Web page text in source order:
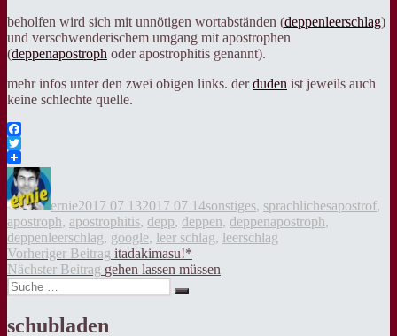
beholfen wird sich mit unnötigen wortabständen (deppenleerschlag)
und verschwenderischem umgang mit apostrophen
(deppenapostroph oder apostrophitis genannt).
mehr infos unter den zwei obigen links. derduden ist jeweils auch
keine schlechte quelle.
Facebook
Twitter
ernie2017 07 132017 07 14sonstiges, sprachlichesapostrof,
apostroph, apostrophitis, depp, deppen, deppenapostroph,
deppenleerschlag, google, leer schlag, leerschlag
Beitragsnavigation
Vorheriger Beitrag Vorheriger
Beitrag:
itadakimasu!*
Nächster Beitrag Nächster
Beitrag:
gehen lassen müssen
Suche
nach:
Suche
schubladen